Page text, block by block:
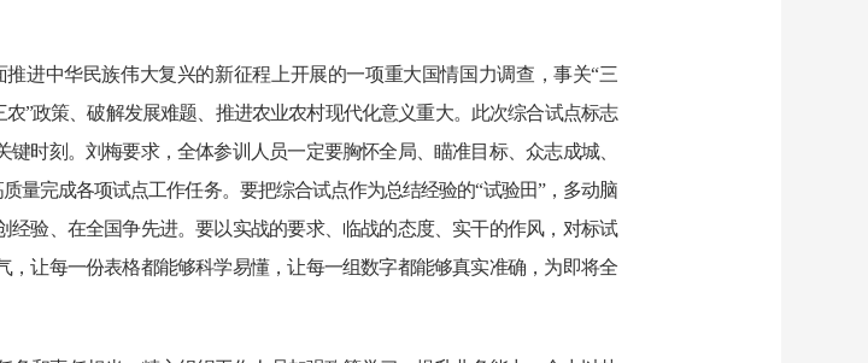
进中华民族伟大复兴的新征程上开展的一项重大国情国力调查，事关“三
”政策、破解发展难题、推进农业农村现代化意义重大。此次综合试点标志
时刻。刘梅要求，全体参训人员一定要胸怀全局、瞄准目标、众志成城、
量完成各项试点工作任务。要把综合试点作为总结经验的“试验田”，多动脑
验、在全国争先进。要以实战的要求、临战的态度、实干的作风，对标试
让每一份表格都能够科学易懂，让每一组数字都能够真实准确，为即将全